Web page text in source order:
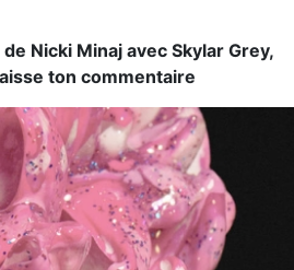
Nicki Minaj avec Skylar Grey,
ton commentaire